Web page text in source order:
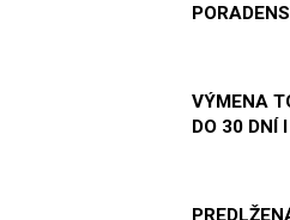
VÝMENA
DO 30 DNÍ